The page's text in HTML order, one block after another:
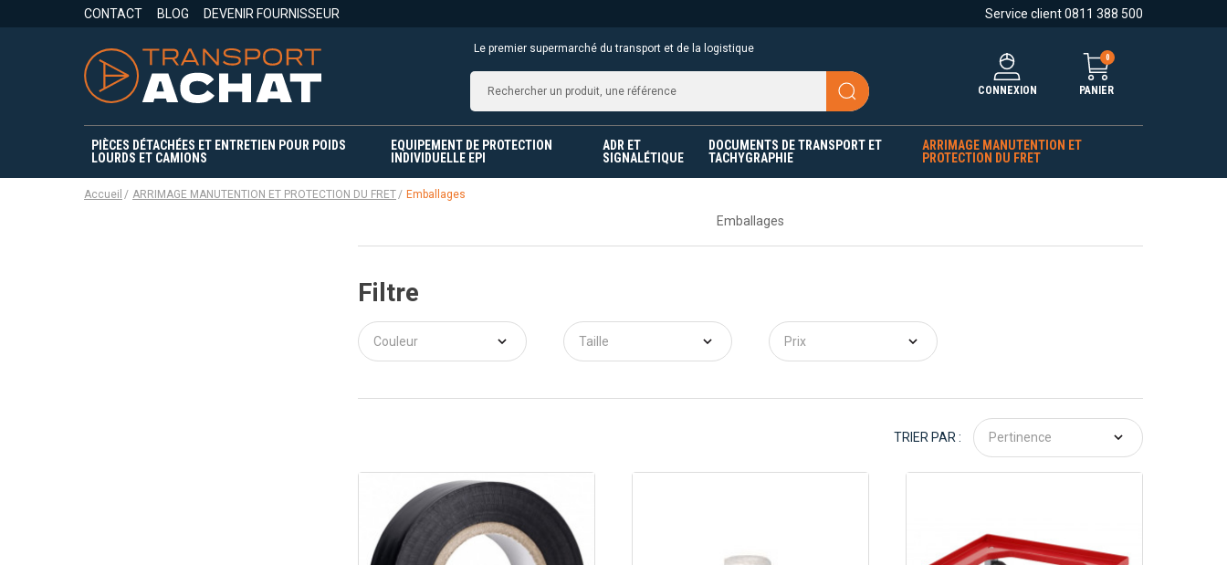
CONTACT BLOG DEVENIR FOURNISSEUR Service client 0811 388 500
Le premier supermarché du transport et de la logistique
CONNEXION PANIER
0
PIÈCES DÉTACHÉES ET ENTRETIEN POUR POIDS
LOURDS ET CAMIONS
EQUIPEMENT DE PROTECTION
INDIVIDUELLE EPI
ADR ET
SIGNALÉTIQUE
DOCUMENTS DE TRANSPORT ET
TACHYGRAPHIE
ARRIMAGE MANUTENTION ET
PROTECTION DU FRET
Accueil ARRIMAGE MANUTENTION ET PROTECTION DU FRET Emballages
Emballages
Filtre
Couleur Taille Prix
TRIER PAR : Pertinence